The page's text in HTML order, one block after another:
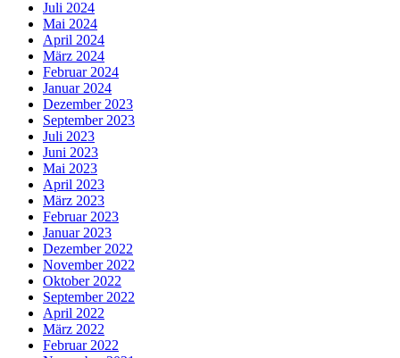
Juli 2024
Mai 2024
April 2024
März 2024
Februar 2024
Januar 2024
Dezember 2023
September 2023
Juli 2023
Juni 2023
Mai 2023
April 2023
März 2023
Februar 2023
Januar 2023
Dezember 2022
November 2022
Oktober 2022
September 2022
April 2022
März 2022
Februar 2022